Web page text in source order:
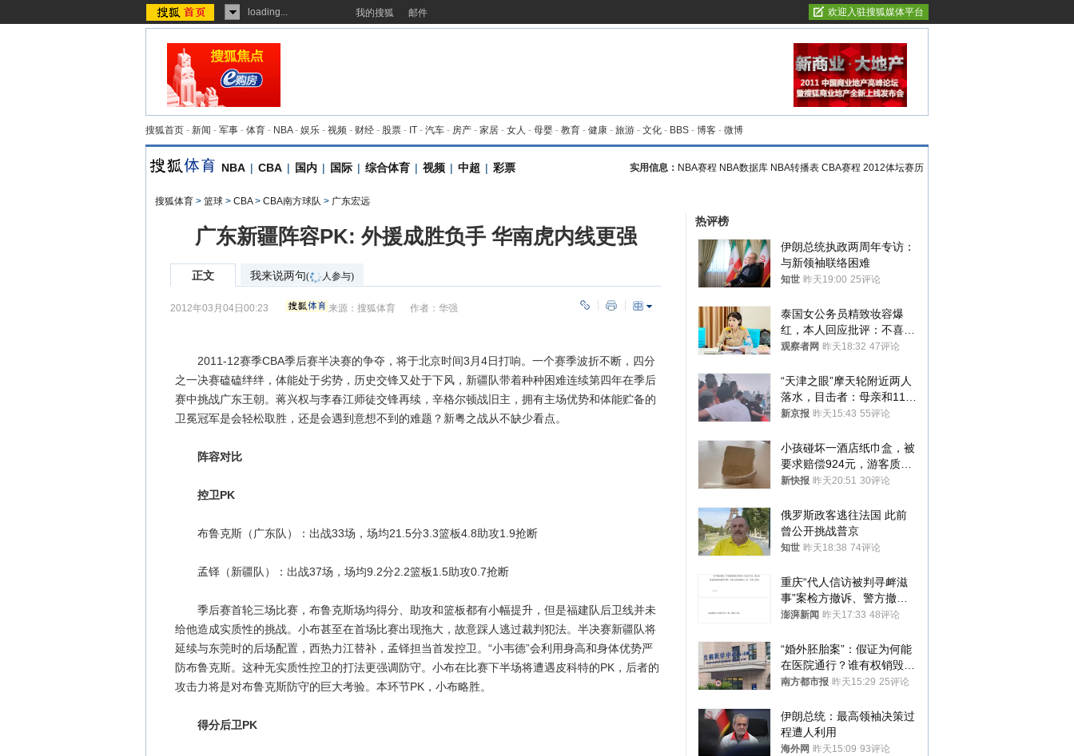
loading... 我的搜狐 邮件 欢迎入驻搜狐媒体平台
搜狐首页 - 新闻 - 军事 - 体育 - NBA- 娱乐 - 视频 - 财经 - 股票 - IT - 汽车 - 房产 - 家居 - 女人 - 母婴 - 教育 - 健康 - 旅游 - 文化 - BBS - 博客 - 微博
NBA | CBA | 国内 | 国际 | 综合体育 | 视频 | 中超 | 彩票 实用信息： NBA赛程 NBA数据库 NBA转播表 CBA赛程 2012体坛赛历
搜狐体育 > 篮球 > CBA> CBA南方球队 > 广东宏远
广东新疆阵容PK: 外援成胜负手 华南虎内线更强
正文 我来说两句( 人参与)
2012年03月04日00:23 来源：搜狐体育 作者：华强
2011-12赛季CBA季后赛半决赛的争夺，将于北京时间3月4日打响。一个赛季波折不断，四分
之一决赛磕磕绊绊，体能处于劣势，历史交锋又处于下风，新疆队带着种种困难连续第四年在季后
赛中挑战广东王朝。蒋兴权与李春江师徒交锋再续，辛格尔顿战旧主，拥有主场优势和体能贮备的
卫冕冠军是会轻松取胜，还是会遇到意想不到的难题？新粤之战从不缺少看点。
阵容对比
控卫PK
布鲁克斯（广东队）：出战33场，场均21.5分3.3篮板4.8助攻1.9抢断
孟铎（新疆队）：出战37场，场均9.2分2.2篮板1.5助攻0.7抢断
季后赛首轮三场比赛，布鲁克斯场均得分、助攻和篮板都有小幅提升，但是福建队后卫线并未
给他造成实质性的挑战。小布甚至在首场比赛出现拖大，故意踩人逃过裁判犯法。半决赛新疆队将
延续与东莞时的后场配置，西热力江替补，孟铎担当首发控卫。“小韦德”会利用身高和身体优势严
防布鲁克斯。这种无实质性控卫的打法更强调防守。小布在比赛下半场将遭遇皮科特的PK，后者的
攻击力将是对布鲁克斯防守的巨大考验。本环节PK，小布略胜。
得分后卫PK
热评榜
伊朗总统执政两周年专访：
与新领袖联络困难
知世 昨天19:00 25评论
泰国女公务员精致妆容爆
红，本人回应批评：不喜欢
就别看
观察者网 昨天18:32 47评论
“天津之眼”摩天轮附近两人
落水，目击者：母亲和11岁
儿子先后被打捞上岸
新京报 昨天15:43 55评论
小孩碰坏一酒店纸巾盒，被
要求赔偿924元，游客质疑
酒店房客物品超高标价，市
新快报 昨天20:51 30评论
俄罗斯政客逃往法国 此前
曾公开挑战普京
知世 昨天18:38 74评论
重庆“代人信访被判寻衅滋
事”案检方撤诉、警方撤
案，两被告人获国赔
澎湃新闻 昨天17:33 48评论
“婚外胚胎案”：假证为何能
在医院通行？谁有权销毁胚
胎？
南方都市报 昨天15:29 25评论
伊朗总统：最高领袖决策过
程遭人利用
海外网 昨天15:09 93评论